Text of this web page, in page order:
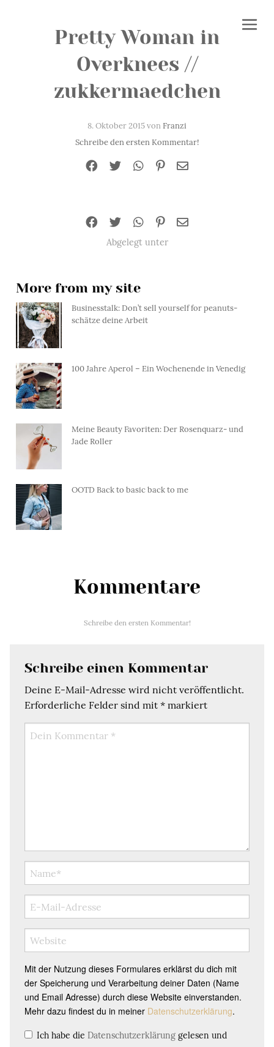
Pretty Woman in
Overknees //
zukkermaedchen
8. Oktober 2015 vonFranzi
Schreibe den ersten Kommentar!
Abgelegt unter
More from my site
Businesstalk: Don’t sell yourself for peanuts-
schätze deine Arbeit
100 Jahre Aperol – Ein Wochenende in Venedig
Meine Beauty Favoriten: Der Rosenquarz- und
Jade Roller
OOTD Back to basic back to me
Kommentare
Schreibe den ersten Kommentar!
Schreibe einen Kommentar
Deine E-Mail-Adresse wird nicht veröffentlicht.
Erforderliche Felder sind mit * markiert
Mit der Nutzung dieses Formulares erklärst du dich mit
der Speicherung und Verarbeitung deiner Daten (Name
und Email Adresse) durch diese Website einverstanden.
Mehr dazu findest du in meiner Datenschutzerklärung.
Ich habe die Datenschutzerklärung gelesen und